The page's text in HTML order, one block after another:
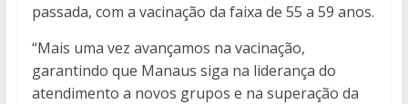
passada, com a vacinação da faixa de 55 a 59 anos.
“Mais uma vez avançamos na vacinação,
garantindo que Manaus siga na liderança do
atendimento a novos grupos e na superação da